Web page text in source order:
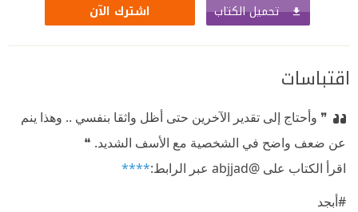
تحميل الكتاب اشترك الآن
اقتباسات
❞ وأحتاج إلى تقدير الآخرين حتى أظل واثقا بنفسي .. وهذا ينم
عن ضعف واضح في الشخصية مع الأسف الشديد. ❝
‏اقرأ الكتاب على @abjjad عبر الرابط:‏
****
#أبجد